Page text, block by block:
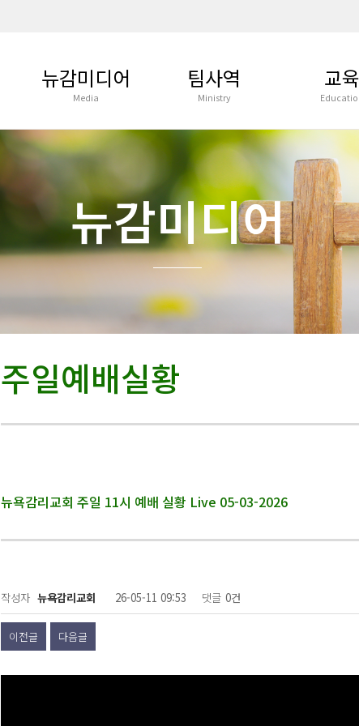
뉴감미디어
Media
팀사역
Ministry
교육
주일설교말씀
주일예배실황
새벽기도회
통맥/훈련
특별집회
교육부예배
교회소식
주보
교회정기 간행물(울림)
봉사부
부흥전도부
사회복지부
선교부
평생교육부
예배부
훈련양육부
뉴욕감리교회
영유아부
유초등부
YOUTH
YOUTH
ENGLISH
청년부
교육부 선교
뉴감미디어
주일예배실황
뉴욕감리교회 주일 11시 예배 실황 Live 05-03-2026
작성자 뉴욕감리교회 26-05-11 09:53 댓글 0건
이전글 다음글